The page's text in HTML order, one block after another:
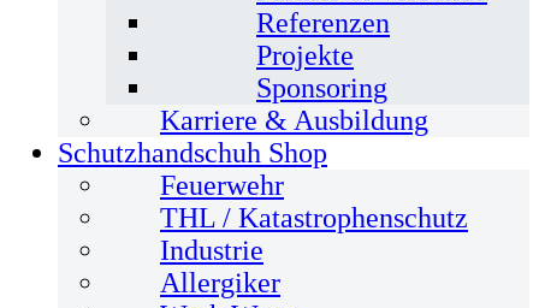
Referenzen
Projekte
Sponsoring
Karriere & Ausbildung
Schutzhandschuh Shop
Feuerwehr
THL / Katastrophenschutz
Industrie
Allergiker